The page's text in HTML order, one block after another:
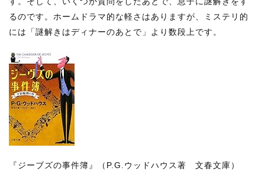
るのです。ホームドラマ的な軽さはありますが、ミステリ的
には「謎解きはディナーのあとで」より数段上です。
『ジーブズの事件簿』（P.G.ウッドハウス著 文春文庫）